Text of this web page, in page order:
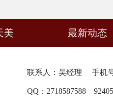
美 最新动态
联系人：吴经理 手机号
QQ： 2718587588